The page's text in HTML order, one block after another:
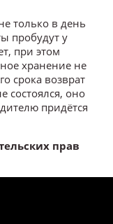
только в день
пробудут у
при этом
хранение не
срока возврат
состоялся, оно
придётся
прав